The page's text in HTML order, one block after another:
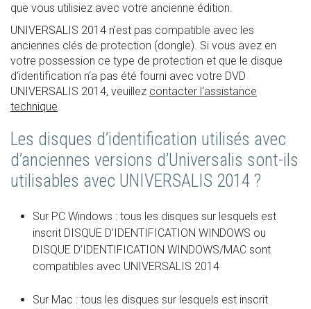
que vous utilisiez avec votre ancienne édition.
UNIVERSALIS 2014 n’est pas compatible avec les
anciennes clés de protection (dongle). Si vous avez en
votre possession ce type de protection et que le disque
d‘identification n‘a pas été fourni avec votre DVD
UNIVERSALIS 2014, veuillez contacter l‘assistance
technique
Les disques d’identification utilisés avec
d’anciennes versions d’Universalis sont-ils
utilisables avec UNIVERSALIS 2014 ?
Sur PC Windows : tous les disques sur lesquels est
inscrit DISQUE D’IDENTIFICATION WINDOWS ou
DISQUE D’IDENTIFICATION WINDOWS/MAC sont
compatibles avec UNIVERSALIS 2014
Sur Mac : tous les disques sur lesquels est inscrit